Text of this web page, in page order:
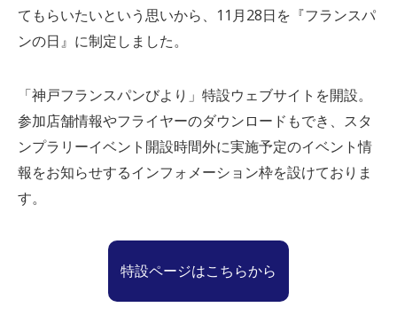
てもらいたいという思いから、11月28日を『フランスパ
ンの日』に制定しました。
「神戸フランスパンびより」特設ウェブサイトを開設。
参加店舗情報やフライヤーのダウンロードもでき、スタ
ンプラリーイベント開設時間外に実施予定のイベント情
報をお知らせするインフォメーション枠を設けておりま
す。
特設ページはこちらから